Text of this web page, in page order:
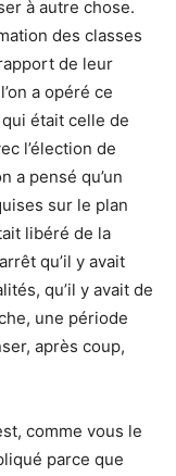
à autre chose.
des classes
de leur
a opéré ce
était celle de
l’élection de
a pensé qu’un
sur le plan
libéré de la
qu’il y avait
qu’il y avait de
une période
après coup,
comme vous le
parce que